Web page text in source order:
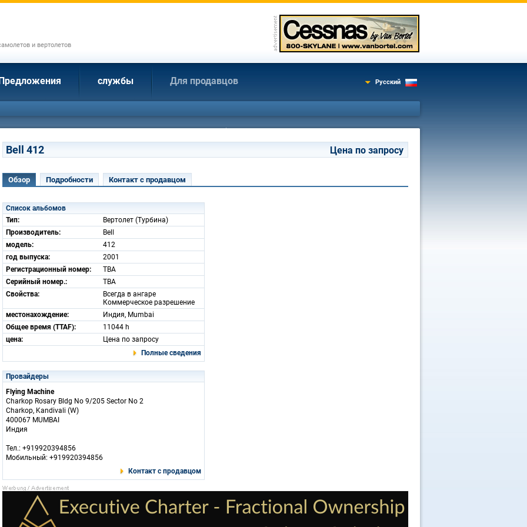
и вертолетов
службы Для продавцов Русский
Bell 412 Цена по запросу
Обзор Подробности Контакт с продавцом
Список альбомов
Тип:
Вертолет (Турбина)
Производитель:
Bell
модель:
412
год выпуска:
2001
Регистрационный номер:
TBA
Серийный номер.:
TBA
Свойства:
Всегда в ангаре
Коммерческое разрешение
местонахождение:
Индия, Mumbai
Общее время (TTAF):
11044 h
цена:
Цена по запросу
Полные сведения
Провайдеры
Flying Machine
Charkop Rosary Bldg No 9/205 Sector No 2
Charkop, Kandivali (W)
400067 MUMBAI
Индия
Тел.: +919920394856
Мобильный: +919920394856
Контакт с продавцом